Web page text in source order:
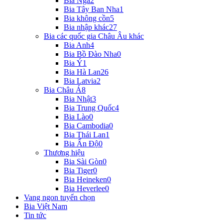
Bia Tây Ban Nha1
Bia không cồn5
Bia nhập khác27
Bia các quốc gia Châu Âu khác
Bia Anh4
Bia Bồ Đào Nha0
Bia Ý1
Bia Hà Lan26
Bia Latvia2
Bia Châu Á8
Bia Nhật3
Bia Trung Quốc4
Bia Lào0
Bia Cambodia0
Bia Thái Lan1
Bia Ấn Độ0
Thương hiệu
Bia Sài Gòn0
Bia Tiger0
Bia Heineken0
Bia Heverlee0
Vang ngon tuyển chọn
Bia Việt Nam
Tin tức